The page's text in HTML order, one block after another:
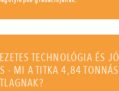
TECHNOLÓGIA ÉS JÓ
- MI A TITKA 4,84 TONNÁS